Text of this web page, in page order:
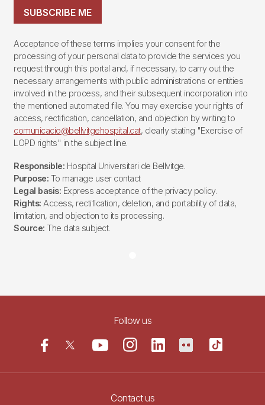
SUBSCRIBE ME
Acceptance of these terms implies your consent for the
processing of your personal data to provide the services you
request through this portal and, if necessary, to carry out the
necessary arrangements with public administrations or entities
involved in the process, and their subsequent incorporation into
the mentioned automated file. You may exercise your rights of
access, rectification, cancellation, and objection by writing to
comunicacio@bellvitgehospital.cat, clearly stating "Exercise of
LOPD rights" in the subject line.
Responsible: Hospital Universitari de Bellvitge.
Purpose: To manage user contact
Legal basis: Express acceptance of the privacy policy.
Rights: Access, rectification, deletion, and portability of data,
limitation, and objection to its processing.
Source: The data subject.
Follow us
Contact us